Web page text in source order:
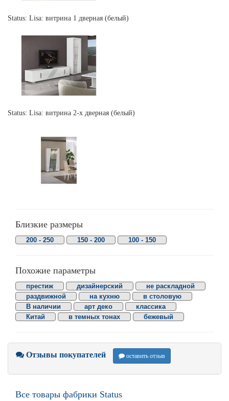
Status: Lisa: витрина 1 дверная (белый)
Status: Lisa: витрина 2-х дверная (белый)
Близкие размеры
200 - 250 150 - 200 100 - 150
Похожие параметры
престиж дизайнерский
не раскладной
раздвижной
на кухню
в столовую
В наличии
арт деко
классика
Китай
в темных тонах бежевый
Отзывы покупателей оставить отзыв
Все товары фабрики Status